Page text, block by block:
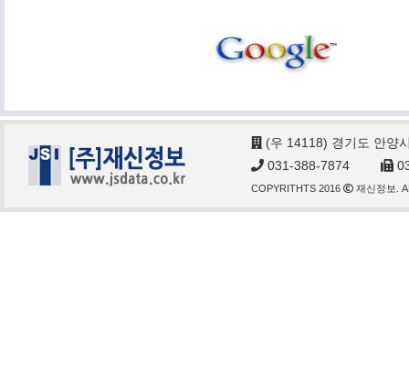
(우 14118) 경기도 안양
031-388-7874
COPYRITHTS 2016 재신정보.